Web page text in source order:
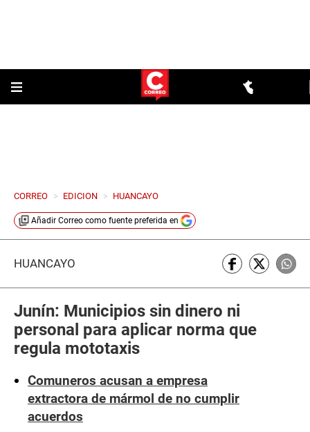
CORREO > EDICION > HUANCAYO
Añadir Correo como fuente preferida en
HUANCAYO
Junín: Municipios sin dinero ni
personal para aplicar norma que
regula mototaxis
Comuneros acusan a empresa
extractora de mármol de no cumplir
acuerdos